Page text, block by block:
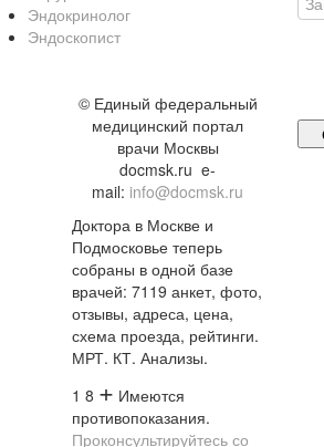
Эндокринолог
Эндоскопист
© Единый федеральный
медицинский портал
врачи Москвы
docmsk.ru e-
mail: info@docmsk.ru
Доктора в Москве и
Подмосковье теперь
собраны в одной базе
врачей: 7119 анкет, фото,
отзывы, адреса, цена,
схема проезда, рейтинги.
МРТ. КТ. Анализы.
1 8 + Имеются
противопоказания.
Проконсультируйтесь со